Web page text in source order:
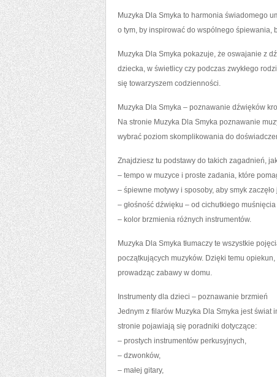
Muzyka Dla Smyka to harmonia świadomego
o tym, by inspirować do wspólnego śpiewania,
Muzyka Dla Smyka pokazuje, że oswajanie z
dziecka, w świetlicy czy podczas zwykłego
się towarzyszem codzienności.
Muzyka Dla Smyka – poznawanie dźwięków
Na stronie Muzyka Dla Smyka poznawanie
wybrać poziom skomplikowania do
Znajdziesz tu podstawy do takich zagadnień,
– tempo w muzyce i proste zadania, które
– śpiewne motywy i sposoby, aby smyk
– głośność dźwięku – od cichutkiego
– kolor brzmienia różnych instrumentów.
Muzyka Dla Smyka tłumaczy te wszystkie
początkujących muzyków. Dzięki temu
prowadząc zabawy w domu.
Instrumenty dla dzieci – poznawanie brzmień
Jednym z filarów Muzyka Dla Smyka jest świat
stronie pojawiają się poradniki dotyczące:
– prostych instrumentów perkusyjnych,
– dzwonków,
– małej gitary,